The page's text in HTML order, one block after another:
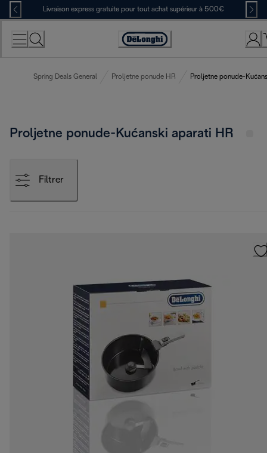
Skip
to
Content
Livraison express gratuite pour tout achat supérieur à 500€
Déclaration
Spring Deals General Proljetne ponude HR Proljetne ponude-
Proljetne ponude-Kućanski aparati HR
Filtrer